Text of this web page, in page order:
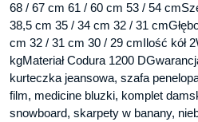
68 / 67 cm 61 / 60 cm 53 / 54
38,5 cm 35 / 34 cm 32 / 31
cm 32 / 31 cm 30 / 29 cmIlość kół
kgMateriał Codura 1200
kurteczka jeansowa, szafa
film, medicine bluzki, komplet
snowboard, skarpety w banany,